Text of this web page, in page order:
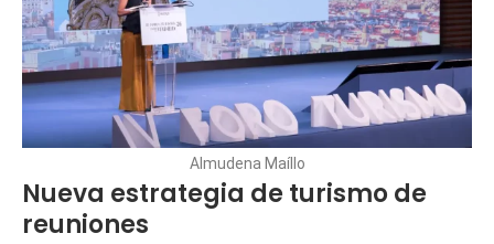
Almudena Maíllo
Nueva estrategia de turismo de
reuniones